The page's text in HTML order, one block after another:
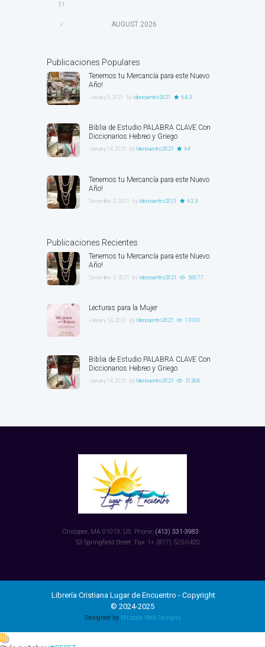
31
AUGUST 2026
Publicaciones Populares
Tenemos tu Mercancía para este Nuevo
Año!
January 5, 2021 by ldencuentro2021 64.3
Biblia de Estudio PALABRA CLAVE Con
Diccionarios Hebreo y Griego
January 14, 2021 by ldencuentro2021 64
Tenemos tu Mercancía para este Nuevo
Año!
December 5, 2021 by ldencuentro2021 62.3
Publicaciones Recientes
Tenemos tu Mercancía para este Nuevo
Año!
December 5, 2021 by ldencuentro2021 58077
Lecturas para la Mujer
January 14, 2021 by ldencuentro2021 13100
Biblia de Estudio PALABRA CLAVE Con
Diccionarios Hebreo y Griego
January 14, 2021 by ldencuentro2021 31268
Phone:(413) 331-3983
Fax: 1+ (877) 525-0420
Chicopee, MA 01013, US
53 Springfield Street
Librería Cristiana Lugar de Encuentro - Copyright
© 2024-2025
Designed by Mizpah Web Designs